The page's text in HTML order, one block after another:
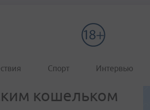
Спорт Интервью
кошельком